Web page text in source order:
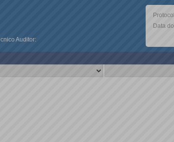
Auditor:
Data